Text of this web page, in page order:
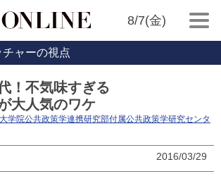
8/7(金)
ャーの視点
！不気味すぎる
大人気のワケ
大学院公共政策学連携研究部付属公共政策学研究センタ
2016/03/29